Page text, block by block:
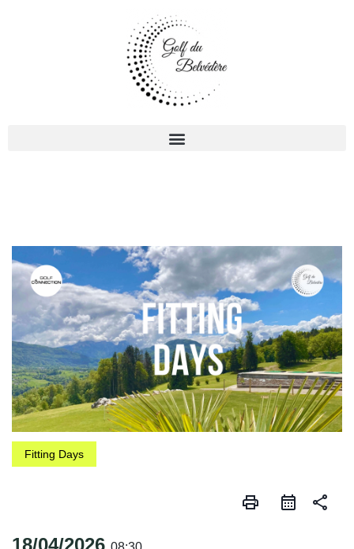
Fitting Days
print share